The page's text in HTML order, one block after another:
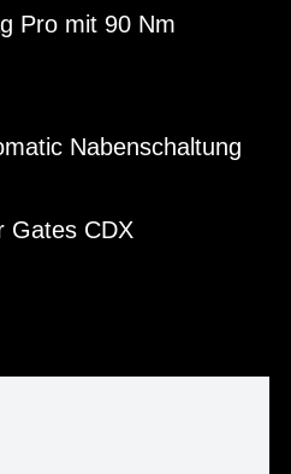
Pro mit 90 Nm
Nabenschaltung
Gates CDX